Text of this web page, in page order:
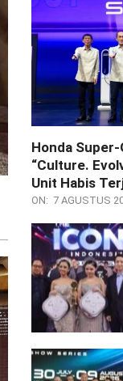
Honda
“Culture.
Unit Habis
ON: 7 AGUSTUS